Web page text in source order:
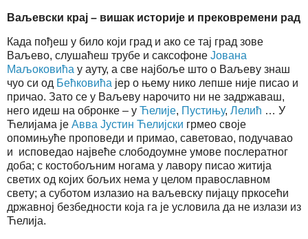
Ваљевски крај – вишак историје и прековремени рад
Када пођеш у било који град и ако се тај град зове
Ваљево, слушаћеш трубе и саксофоне Јована
Маљоковића у ауту, а све најбоље што о Ваљеву знаш
чуо си од Бећковића јер о њему нико лепше није писао и
причао. Зато се у Ваљеву нарочито ни не задржаваш,
него идеш на обронке – у Ћелије, Пустињу, Лелић … У
Ћелијама је Авва Јустин Ћелијски грмео своје
опомињуће проповеди и примао, саветовао, подучавао
и исповедао највеће слободоумне умове послератног
доба; с костобољним ногама у лавору писао житија
светих од којих бољих нема у целом православном
свету; а суботом излазио на ваљевску пијацу пркосећи
државној безбедности која га је условила да не излази из
Ћелија.